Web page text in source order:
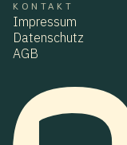
KONTAKT
Impressum
Datenschutz
AGB